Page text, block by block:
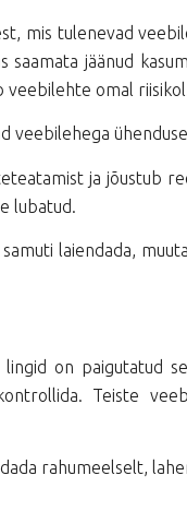
mis tulenevad
jäänud
veebilehte omal
ja jõustub
lubatud.
laiendada,
on paigutatud
Teiste
rahumeelselt,